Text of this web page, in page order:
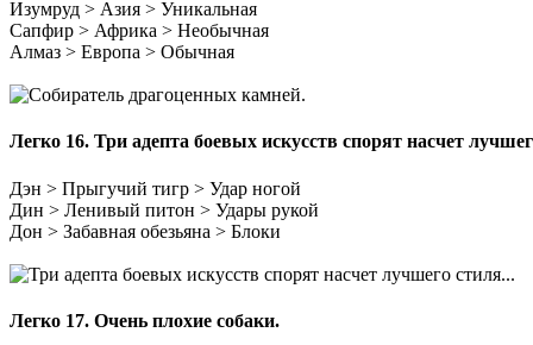
Изумруд > Азия > Уникальная
Сапфир > Африка > Необычная
Алмаз > Европа > Обычная
Легко 16. Три адепта боевых искусств спорят насчет
Дэн > Прыгучий тигр > Удар ногой
Дин > Ленивый питон > Удары рукой
Дон > Забавная обезьяна > Блоки
Легко 17. Очень плохие собаки.